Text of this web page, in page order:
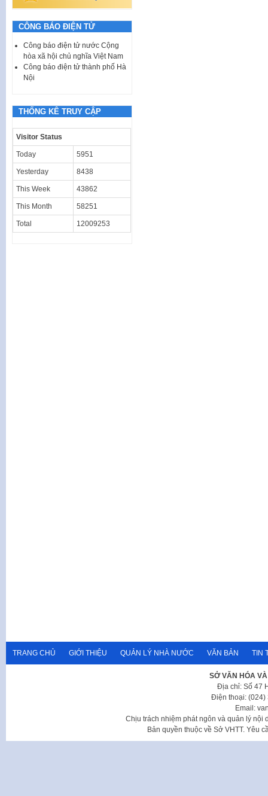
CÔNG BÁO ĐIỆN TỬ
Công báo điện tử nước Cộng
hòa xã hội chủ nghĩa Việt Nam
Công báo điện tử thành phố Hà
Nội
THỐNG KÊ TRUY CẬP
Visitor Status
Today 5951
Yesterday 8438
This Week 43862
This Month 58251
Total 12009253
TRANG CHỦ GIỚI THIỆU QUẢN LÝ NHÀ NƯỚC VĂN BẢN TIN
SỞ VĂN HÓA
Địa chỉ: Số 47
Điện thoại: (024)
Email:
Chịu trách nhiệm phát ngôn và quản lý nội
Bản quyền thuộc về Sở VHTT. Yêu